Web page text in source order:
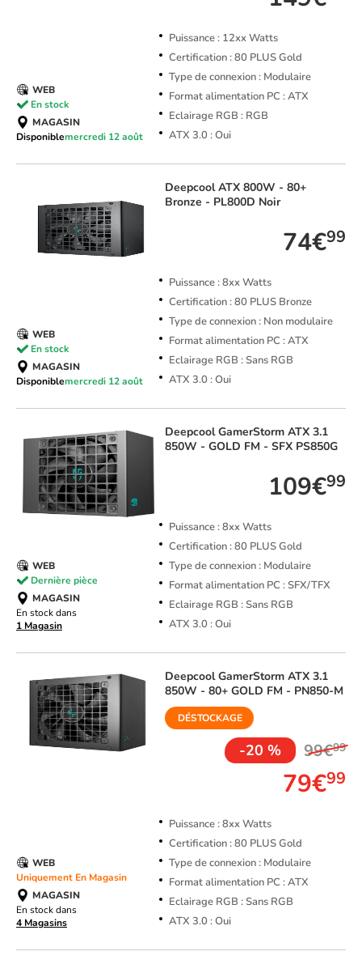
Puissance : 12xx Watts
Certification : 80 PLUS Gold
Type de connexion : Modulaire
Format alimentation PC : ATX
Eclairage RGB : RGB
ATX 3.0 : Oui
WEB
En stock
MAGASIN
Disponiblemercredi 12 août
DeepcoolATX 800W - 80+
Bronze - PL800D Noir
74€99
Puissance : 8xx Watts
Certification : 80 PLUS Bronze
Type de connexion : Non modulaire
Format alimentation PC : ATX
Eclairage RGB : Sans RGB
ATX 3.0 : Oui
WEB
En stock
MAGASIN
Disponiblemercredi 12 août
DeepcoolGamerStorm ATX 3.1
850W - GOLD FM - SFX PS850G
109€99
Puissance : 8xx Watts
Certification : 80 PLUS Gold
Type de connexion : Modulaire
Format alimentation PC : SFX/TFX
Eclairage RGB : Sans RGB
ATX 3.0 : Oui
WEB
Dernière pièce
MAGASIN
En stock dans
1 Magasin
DeepcoolGamerStorm ATX 3.1
850W - 80+ GOLD FM - PN850-M
DÉSTOCKAGE
-20 % 99€99
79€99
Puissance : 8xx Watts
Certification : 80 PLUS Gold
Type de connexion : Modulaire
Format alimentation PC : ATX
Eclairage RGB : Sans RGB
ATX 3.0 : Oui
WEB
Uniquement En Magasin
MAGASIN
En stock dans
4 Magasins